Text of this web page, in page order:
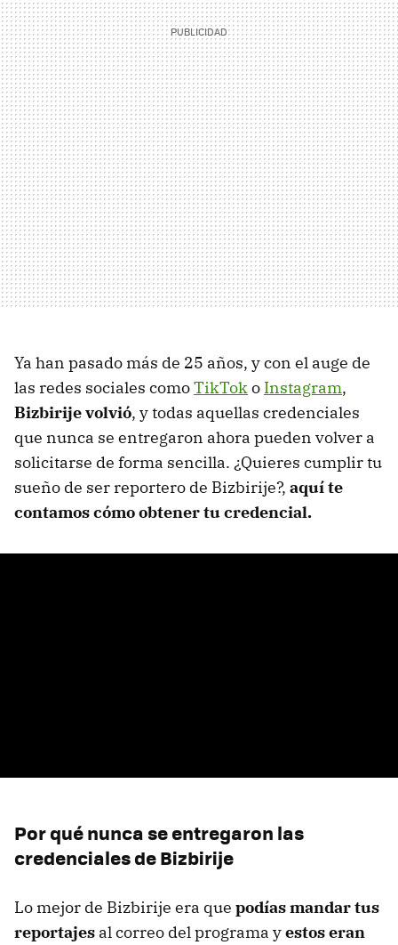
Ya han pasado más de 25 años, y con el auge de
las redes sociales comoTikToko Instagram,
Bizbirije volvió, y todas aquellas credenciales
que nunca se entregaron ahora pueden volver a
solicitarse de forma sencilla. ¿Quieres cumplir tu
sueño de ser reportero de Bizbirije?, aquí te
contamos cómo obtener tu credencial.
Por qué nunca se entregaron las
credenciales de Bizbirije
Lo mejor de Bizbirije era que podías mandar tus
reportajes al correo del programa yestos eran